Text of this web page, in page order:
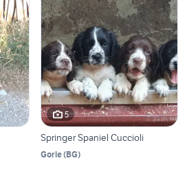
5
Springer Spaniel Cuccioli
Gorle(BG)